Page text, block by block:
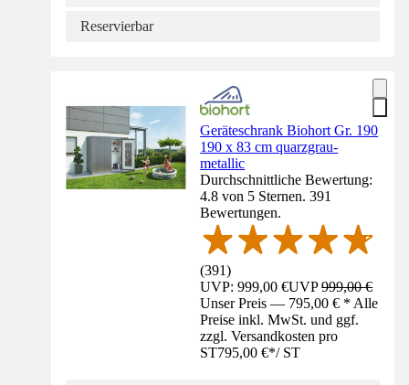
Reservierbar
Geräteschrank Biohort Gr. 190
190 x 83 cm quarzgrau-
metallic
Durchschnittliche Bewertung:
4.8 von 5 Sternen. 391
Bewertungen.
(391)
UVP: 999,00 €UVP999,00 €
Unser Preis — 795,00 € * Alle
Preise inkl. MwSt. und ggf.
zzgl. Versandkosten pro
ST795,00 €*/ ST